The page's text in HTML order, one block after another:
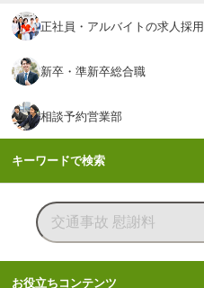
正社員・アルバイトの求人採用
新卒・準新卒総合職
相談予約営業部
キーワードで検索
お役立ちコンテンツ